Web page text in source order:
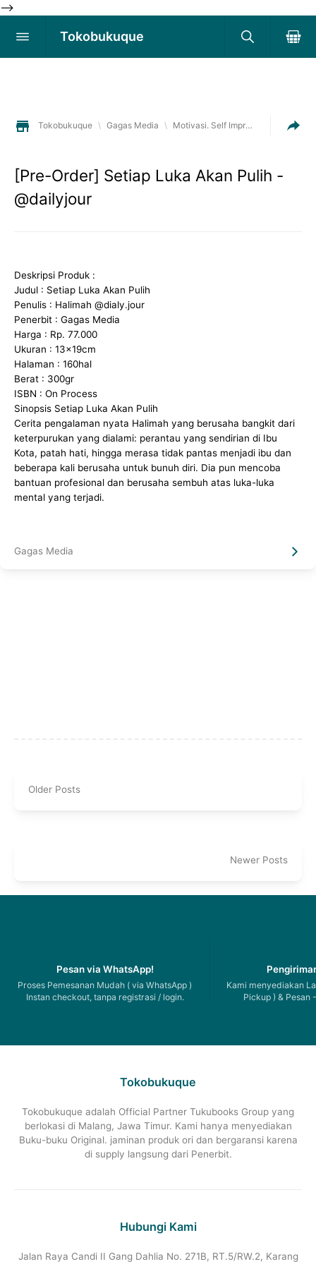
-->
Tokobukuque
Tokobukuque \ Gagas Media \ Motivasi. Self Improvement
[Pre-Order] Setiap Luka Akan Pulih -
@dailyjour
Deskripsi Produk :
Judul : Setiap Luka Akan Pulih
Penulis : Halimah @dialy.jour
Penerbit : Gagas Media
Harga : Rp. 77.000
Ukuran : 13x19cm
Halaman : 160hal
Berat : 300gr
ISBN : On Process
Sinopsis Setiap Luka Akan Pulih
Cerita pengalaman nyata Halimah yang berusaha bangkit dari
keterpurukan yang dialami: perantau yang sendirian di Ibu
Kota, patah hati, hingga merasa tidak pantas menjadi ibu dan
beberapa kali berusaha untuk bunuh diri. Dia pun mencoba
bantuan profesional dan berusaha sembuh atas luka-luka
mental yang terjadi.
Gagas Media
Older Posts
Newer Posts
Pesan via WhatsApp!
Proses Pemesanan Mudah ( via WhatsApp )
Instan checkout, tanpa registrasi / login.
Kami menyediakan
Pickup ) & Pesan
Tokobukuque
Tokobukuque adalah Official Partner Tukubooks Group yang
berlokasi di Malang, Jawa Timur. Kami hanya menyediakan
Buku-buku Original. jaminan produk ori dan bergaransi karena
di supply langsung dari Penerbit.
Hubungi Kami
Jalan Raya Candi II Gang Dahlia No. 271B, RT.5/RW.2, Karang